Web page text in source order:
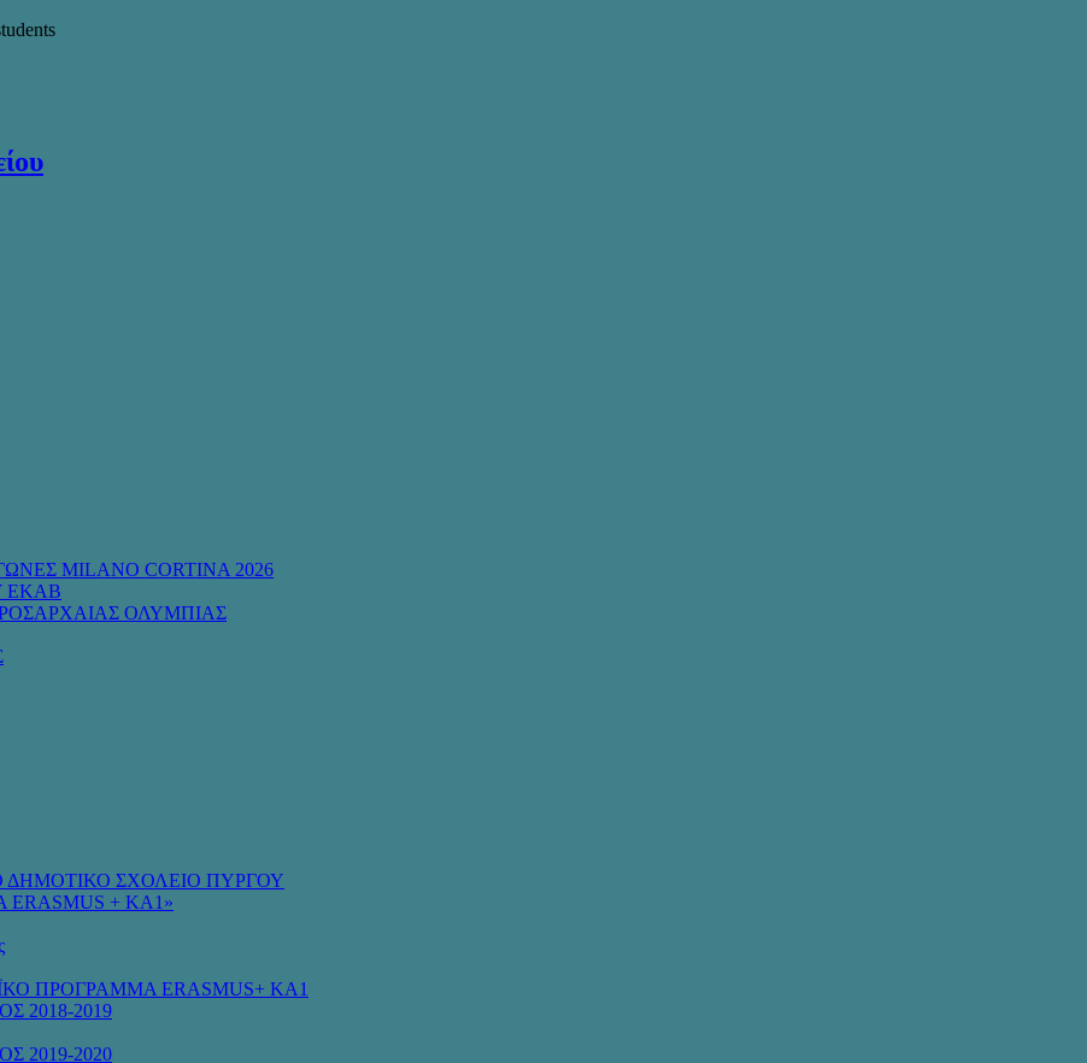
MILANO CORTINA 2026
ΕΚΑΒ
ΟΛΥΜΠΙΑΣ
ΔΗΜΟΤΙΚΟ ΣΧΟΛΕΙΟ ΠΥΡΓΟΥ
+ KA1»
ΠΡΟΓΡΑΜΜΑ ERASMUS+ KA1
2018-2019
2019-2020